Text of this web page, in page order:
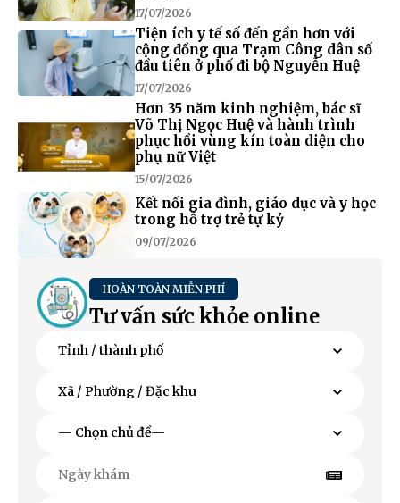
17/07/2026
Tiện ích y tế số đến gần hơn với
cộng đồng qua Trạm Công dân số
đầu tiên ở phố đi bộ Nguyễn Huệ
17/07/2026
Hơn 35 năm kinh nghiệm, bác sĩ
Võ Thị Ngọc Huệ và hành trình
phục hồi vùng kín toàn diện cho
phụ nữ Việt
15/07/2026
Kết nối gia đình, giáo dục và y học
trong hỗ trợ trẻ tự kỷ
09/07/2026
HOÀN TOÀN MIỄN PHÍ
Tư vấn sức khỏe online